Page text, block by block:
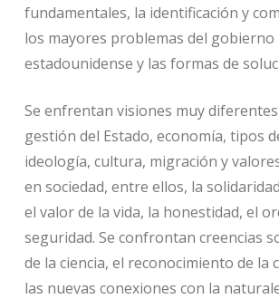
fundamentales, la identificación y
los mayores problemas del gobierno
estadounidense y las formas de
Se enfrentan visiones muy
gestión del Estado, economía, tipos
ideología, cultura, migración y
en sociedad, entre ellos, la
el valor de la vida, la honestidad, el
seguridad. Se confrontan creencias
de la ciencia, el reconocimiento de la
las nuevas conexiones con la